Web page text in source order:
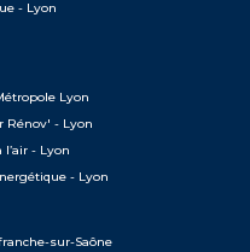
- Lyon
Lyon
Rénov' - Lyon
l’air - Lyon
- Lyon
sur-Saône